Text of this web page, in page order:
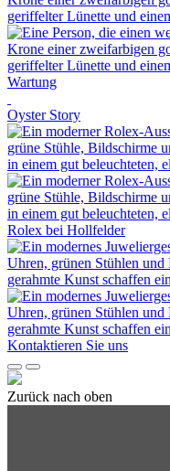
Wartung
Oyster Story
Rolex bei Hollfelder
Kontaktieren Sie uns
Zurück nach oben